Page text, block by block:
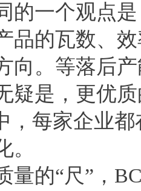
的一个观点
品的瓦数、
向。等落后
疑是，更优
，每家企业
量的“尺”，